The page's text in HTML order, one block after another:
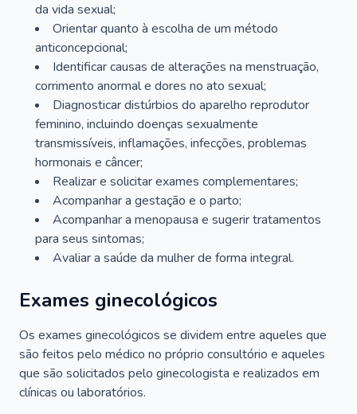
da vida sexual;
Orientar quanto à escolha de um método
anticoncepcional;
Identificar causas de alterações na menstruação,
corrimento anormal e dores no ato sexual;
Diagnosticar distúrbios do aparelho reprodutor
feminino, incluindo doenças sexualmente
transmissíveis, inflamações, infecções, problemas
hormonais e câncer;
Realizar e solicitar exames complementares;
Acompanhar a gestação e o parto;
Acompanhar a menopausa e sugerir tratamentos
para seus sintomas;
Avaliar a saúde da mulher de forma integral.
Exames ginecológicos
Os exames ginecológicos se dividem entre aqueles que
são feitos pelo médico no próprio consultório e aqueles
que são solicitados pelo ginecologista e realizados em
clínicas ou laboratórios.